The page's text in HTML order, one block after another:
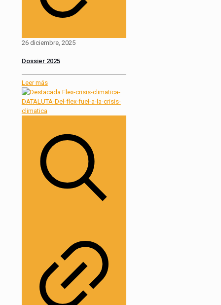
26 diciembre, 2025
Dossier 2025
Leer más